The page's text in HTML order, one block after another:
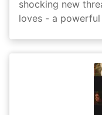
shocking new
loves - a powerful